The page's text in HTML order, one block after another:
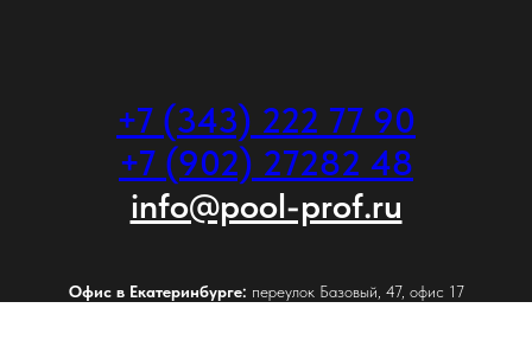
+7 (343) 222 77 90
+7 (902) 27282 48
info@pool-prof.ru
Офис в Екатеринбурге: переулок Базовый, 47, офис 17